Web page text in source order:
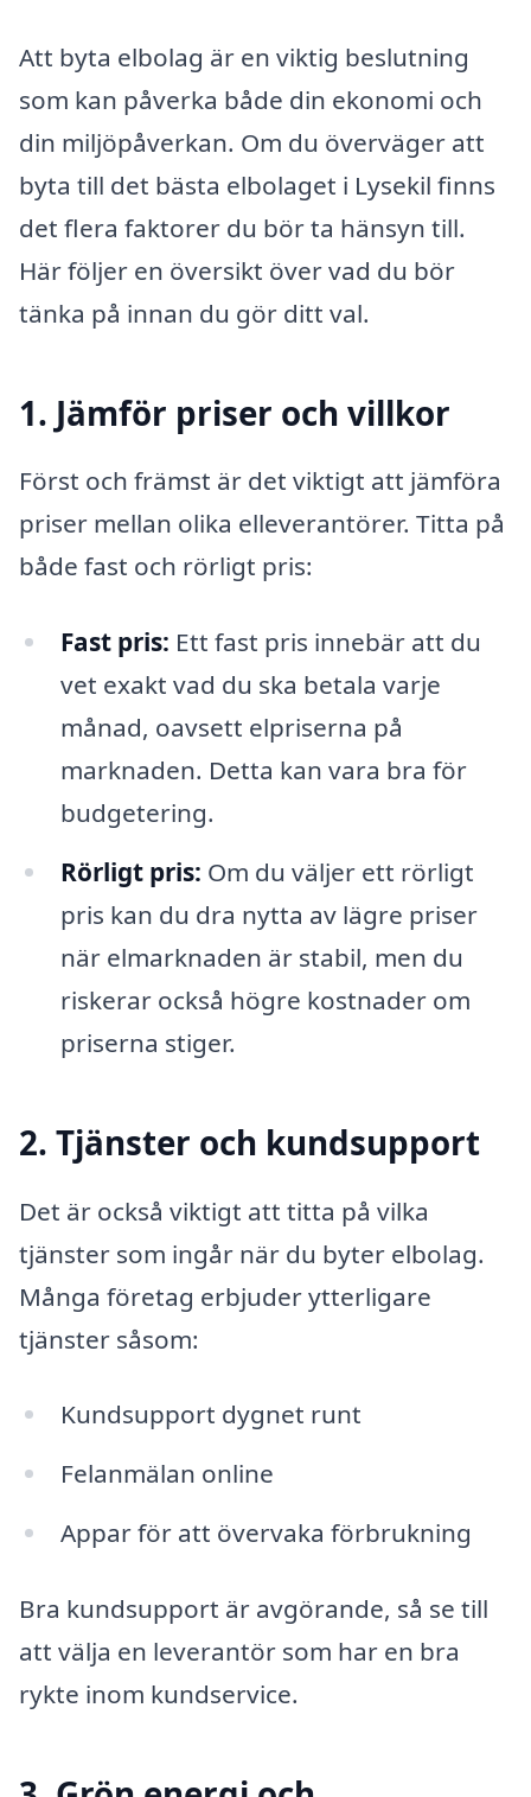
Att byta elbolag är en viktig beslutning
som kan påverka både din ekonomi och
din miljöpåverkan. Om du överväger att
byta till det bästa elbolaget i Lysekil finns
det flera faktorer du bör ta hänsyn till.
Här följer en översikt över vad du bör
tänka på innan du gör ditt val.
1. Jämför priser och villkor
Först och främst är det viktigt att jämföra
priser mellan olika elleverantörer. Titta på
både fast och rörligt pris:
Fast pris: Ett fast pris innebär att du
vet exakt vad du ska betala varje
månad, oavsett elpriserna på
marknaden. Detta kan vara bra för
budgetering.
Rörligt pris: Om du väljer ett rörligt
pris kan du dra nytta av lägre priser
när elmarknaden är stabil, men du
riskerar också högre kostnader om
priserna stiger.
2. Tjänster och kundsupport
Det är också viktigt att titta på vilka
tjänster som ingår när du byter elbolag.
Många företag erbjuder ytterligare
tjänster såsom:
Kundsupport dygnet runt
Felanmälan online
Appar för att övervaka förbrukning
Bra kundsupport är avgörande, så se till
att välja en leverantör som har en bra
rykte inom kundservice.